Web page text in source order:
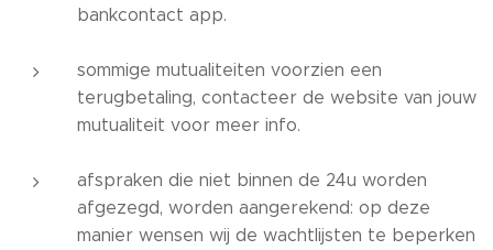
bankcontact app.
sommige mutualiteiten voorzien een
terugbetaling, contacteer de website van jouw
mutualiteit voor meer info.
afspraken die niet binnen de 24u worden
afgezegd, worden aangerekend: op deze
manier wensen wij de wachtlijsten te beperken